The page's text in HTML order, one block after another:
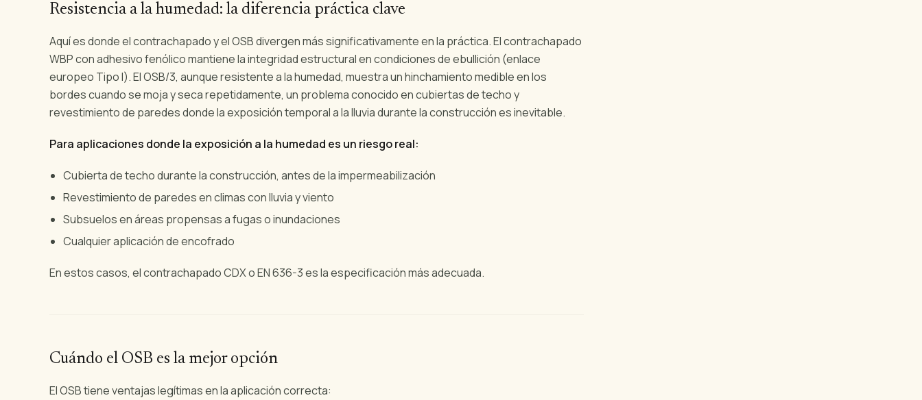
Resistencia a la humedad: la diferencia práctica clave
Aquí es donde el contrachapado y el OSB divergen más significativamente en la práctica. El contrachapado
WBP con adhesivo fenólico mantiene la integridad estructural en condiciones de ebullición (enlace
europeo Tipo I). El OSB/3, aunque resistente a la humedad, muestra un hinchamiento medible en los
bordes cuando se moja y seca repetidamente, un problema conocido en cubiertas de techo y
revestimiento de paredes donde la exposición temporal a la lluvia durante la construcción es inevitable.
Para aplicaciones donde la exposición a la humedad es un riesgo real:
Cubierta de techo durante la construcción, antes de la impermeabilización
Revestimiento de paredes en climas con lluvia y viento
Subsuelos en áreas propensas a fugas o inundaciones
Cualquier aplicación de encofrado
En estos casos, el contrachapado CDX o EN 636-3 es la especificación más adecuada.
Cuándo el OSB es la mejor opción
El OSB tiene ventajas legítimas en la aplicación correcta: